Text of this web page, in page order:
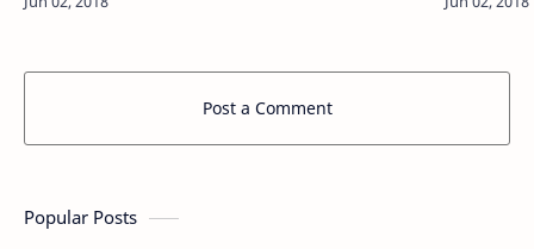
Namanya
Post a Comment
Popular Posts